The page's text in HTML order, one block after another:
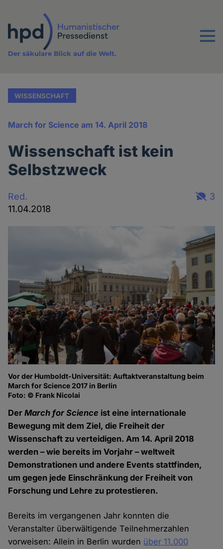
Inhalt
Menu
Der säkulare Blick auf die Welt.
WISSENSCHAFT
March for Science am 14. April 2018
Wissenschaft ist kein
Selbstzweck
Red.
11.04.2018
3
Vor der Humboldt-Universität: Auftaktveranstaltung beim
March for Science 2017 in Berlin
Foto: © Frank Nicolai
DerMarch for Science ist eine internationale
Bewegung mit dem Ziel, die Freiheit der
Wissenschaft zu verteidigen. Am 14. April 2018
werden – wie bereits im Vorjahr – weltweit
Demonstrationen und andere Events stattfinden,
um gegen jede Einschränkung der Freiheit von
Forschung und Lehre zu protestieren.
Bereits im vergangenen Jahr konnten die
Veranstalter überwältigende Teilnehmerzahlen
vorweisen: Allein in Berlin wurden über 11.000